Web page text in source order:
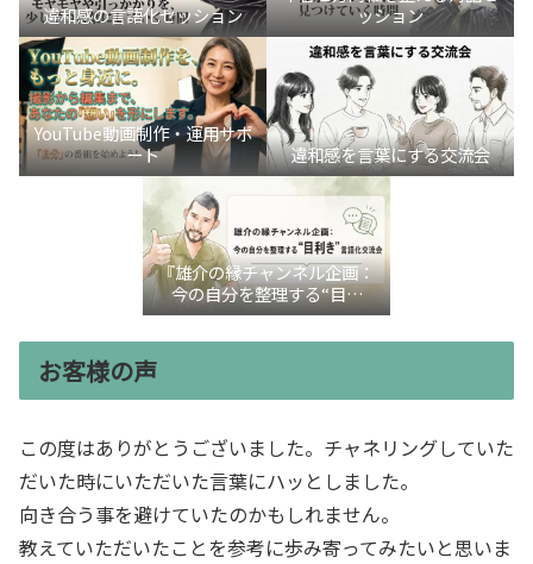
違和感の言語化セッション
ッション
YouTube動画制作・運用サポ
ート
違和感を言葉にする交流会
『雄介の縁チャンネル企画：
今の自分を整理する“目利
き”言語化交流会』
お客様の声
この度はありがとうございました。チャネリングしていた
だいた時にいただいた言葉にハッとしました。
向き合う事を避けていたのかもしれません。
教えていただいたことを参考に歩み寄ってみたいと思いま